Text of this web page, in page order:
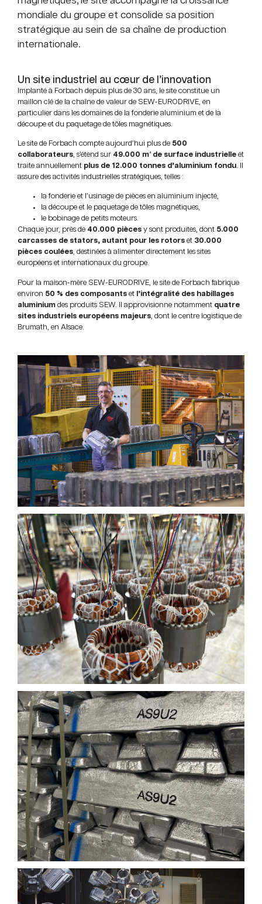
mondiale du groupe et consolide sa position
stratégique au sein de sa chaîne de production
internationale.
Un site industriel au cœur de l’innovation
Implanté à Forbach depuis plus de 30 ans, le site constitue un
maillon clé de la chaîne de valeur de SEW-EURODRIVE, en
particulier dans les domaines de la fonderie aluminium et de la
découpe et du paquetage de tôles magnétiques.
Le site de Forbach compte aujourd’hui plus de 500
collaborateurs, s’étend sur 49.000 m² de surface industrielle et
traite annuellement plus de 12.000 tonnes d’aluminium fondu. Il
assure des activités industrielles stratégiques, telles :
la fonderie et l’usinage de pièces en aluminium injecté,
la découpe et le paquetage de tôles magnétiques,
le bobinage de petits moteurs.
Chaque jour, près de 40.000 pièces y sont produites, dont 5.000
carcasses de stators, autant pour les rotors et 30.000
pièces coulées, destinées à alimenter directement les sites
européens et internationaux du groupe.
Pour la maison-mère SEW-EURODRIVE, le site de Forbach fabrique
environ 50 % des composants et l’intégralité des habillages
aluminium des produits SEW. Il approvisionne notamment quatre
sites industriels européens majeurs, dont le centre logistique de
Brumath, en Alsace.